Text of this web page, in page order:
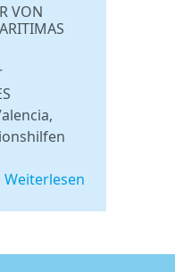
VON
Weiterlesen